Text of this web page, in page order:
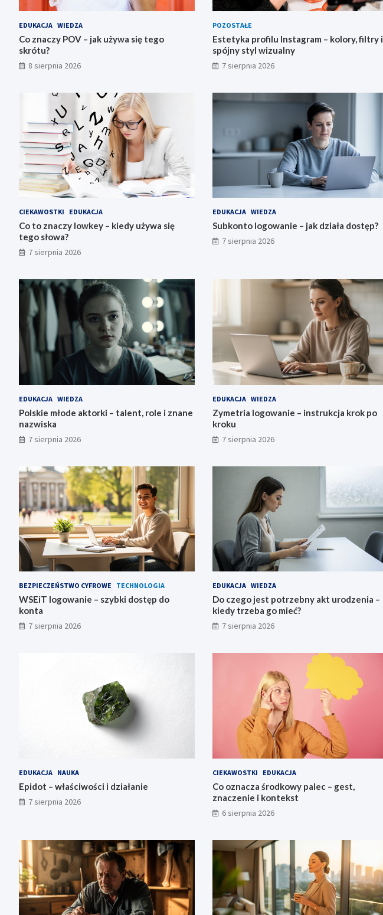
EDUKACJA WIEDZA
Co znaczy POV – jak używa się tego
skrótu?
8 sierpnia 2026
POZOSTAŁE
Estetyka profilu Instagram – kolory, filtry i
spójny styl wizualny
7 sierpnia 2026
CIEKAWOSTKI EDUKACJA
Co to znaczy lowkey – kiedy używa się
tego słowa?
7 sierpnia 2026
EDUKACJA WIEDZA
Subkonto logowanie – jak działa dostęp?
7 sierpnia 2026
EDUKACJA WIEDZA
Polskie młode aktorki – talent, role i znane
nazwiska
7 sierpnia 2026
EDUKACJA WIEDZA
Zymetria logowanie – instrukcja krok po
kroku
7 sierpnia 2026
BEZPIECZEŃSTWO CYFROWE TECHNOLOGIA
WSEiT logowanie – szybki dostęp do
konta
7 sierpnia 2026
EDUKACJA WIEDZA
Do czego jest potrzebny akt urodzenia –
kiedy trzeba go mieć?
7 sierpnia 2026
EDUKACJA NAUKA
Epidot – właściwości i działanie
7 sierpnia 2026
CIEKAWOSTKI EDUKACJA
Co oznacza środkowy palec – gest,
znaczenie i kontekst
6 sierpnia 2026